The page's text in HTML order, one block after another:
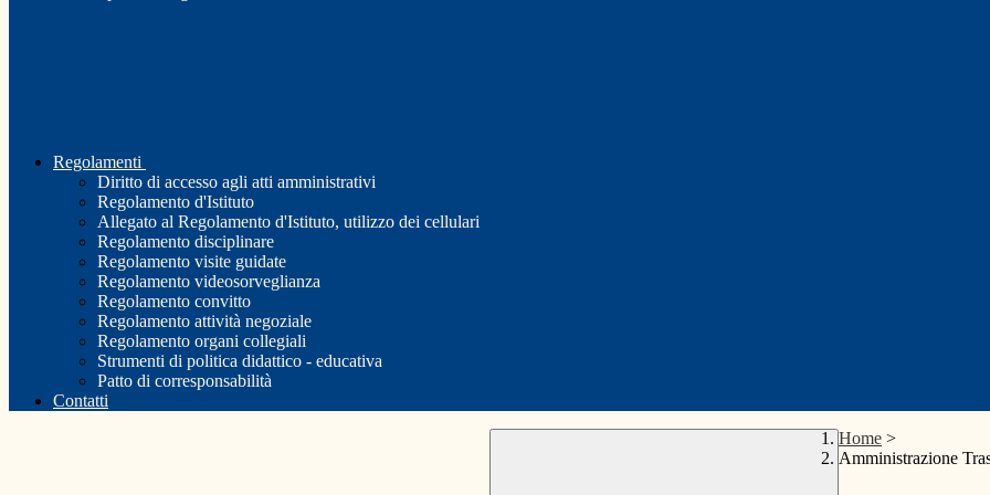
Regolamenti
Diritto di accesso agli atti amministrativi
Regolamento d'Istituto
Allegato al Regolamento d'Istituto, utilizzo dei cellulari
Regolamento disciplinare
Regolamento visite guidate
Regolamento videosorveglianza
Regolamento convitto
Regolamento attività negoziale
Regolamento organi collegiali
Strumenti di politica didattico - educativa
Patto di corresponsabilità
Contatti
Home >
Amministrazione